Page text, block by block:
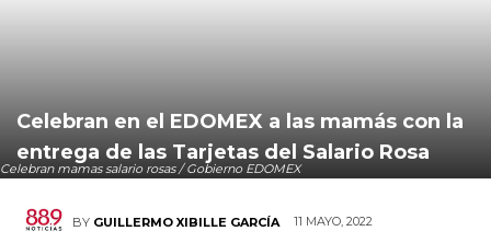
Celebran mamas salario rosas / Gobierno EDOMEX
Celebran en el EDOMEX a las mamás con la
entrega de las Tarjetas del Salario Rosa
BY GUILLERMO XIBILLE GARCÍA 11 MAYO, 2022